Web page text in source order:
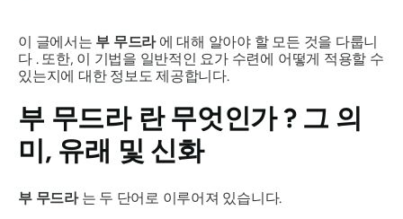
이 글에서는 부 무드라에 대해 알아야 할 모든 것을 다룹니
다 . 또한, 이 기법을 일반적인 요가 수련에 어떻게 적용할 수
있는지에 대한 정보도 제공합니다.
부 무드라 란 무엇인가 ? 그 의
미, 유래 및 신화
부 무드라는 두 단어로 이루어져 있습니다.